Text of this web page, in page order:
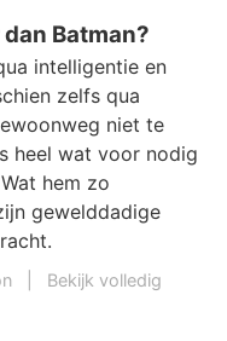
Batman?
intelligentie en
zelfs qua
niet te
heel wat voor nodig
hem zo
gewelddadige
Bekijk volledig